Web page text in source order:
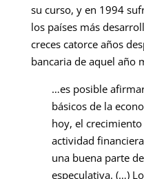
su curso, y en 1994
los países más
creces catorce años
bancaria de aquel año
…es posible
básicos de la
hoy, el
actividad
una buena parte
especulativa. (…)